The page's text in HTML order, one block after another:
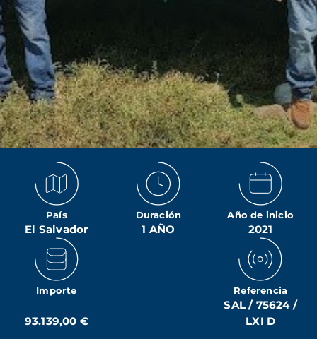
País
El Salvador
Duración
1 AÑO
Año de inicio
2021
Importe
93.139,00 €
Referencia
SAL / 75624 /
LXI D